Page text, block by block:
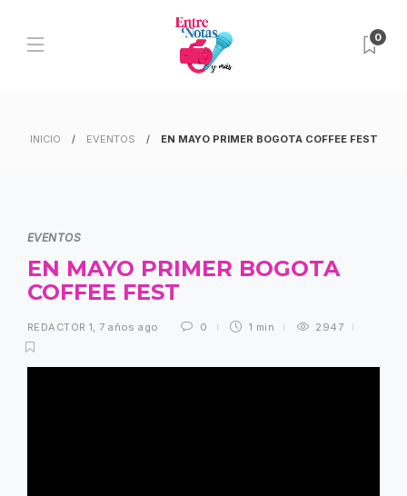
0
INICIO EVENTOS EN MAYO PRIMER BOGOTA COFFEE FEST
EVENTOS
EN MAYO PRIMER BOGOTA
COFFEE FEST
REDACTOR 1, 7 años ago 0 1 min 2947